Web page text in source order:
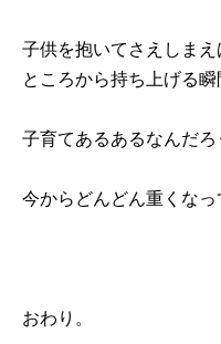
子供を抱いてさえしま
ところから持ち上げる瞬
子育てあるあるなんだろ
今からどんどん重くなっ
おわり。